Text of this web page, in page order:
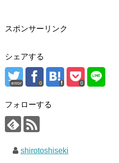
スポンサーリンク
シェアする
error 0 0
フォローする
shirotoshiseki